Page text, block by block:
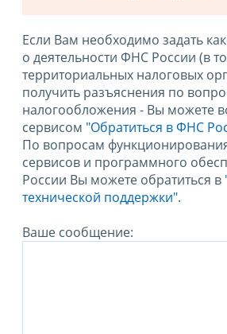
Если Вам необходимо задать
о деятельности ФНС России (в
территориальных налоговых
получить разъяснения по
налогообложения - Вы можете
сервисом "Обратиться в ФНС
По вопросам
сервисов и программного
России Вы можете обратиться в
технической поддержки".
Ваше сообщение: